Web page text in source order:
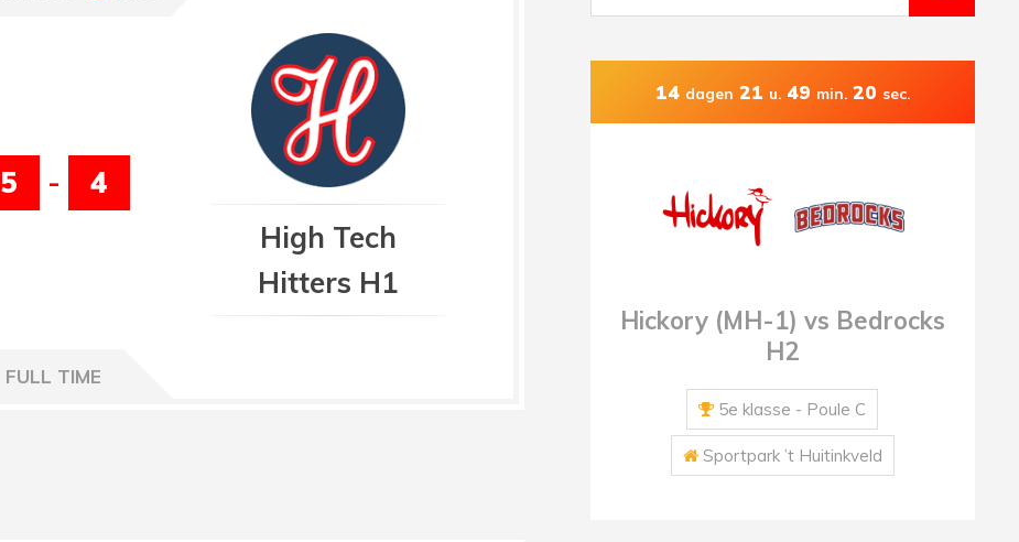
5 -
4
High Tech
Hitters H1
FULL TIME
14 dagen 21 u. 49 min. 19 sec.
Hickory (MH-1) vs Bedrocks
H2
5e klasse - Poule C
Sportpark ’t Huitinkveld